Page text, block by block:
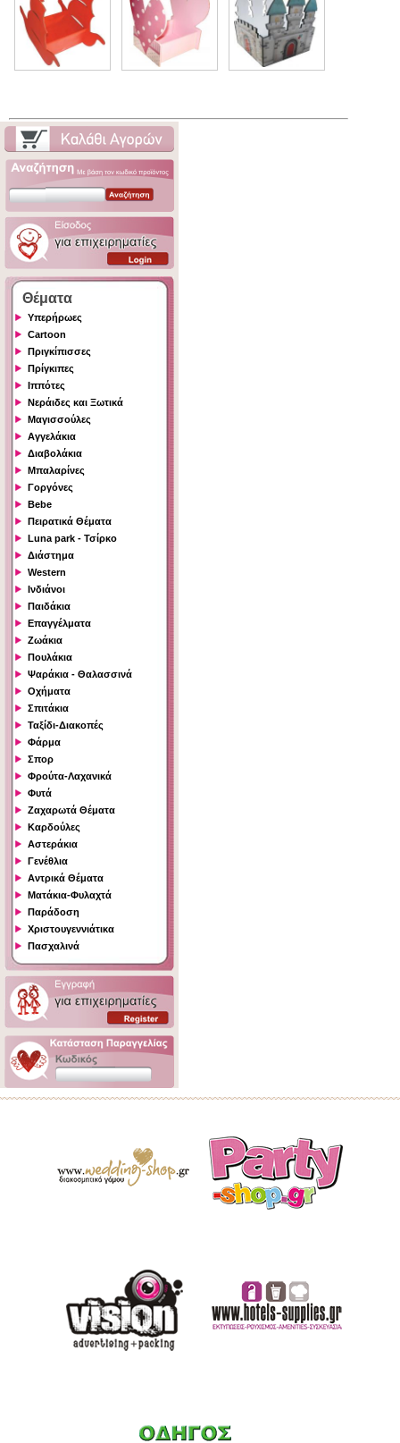
Θέματα
Υπερήρωες
Cartoon
Πριγκίπισσες
Πρίγκιπες
Ιππότες
Νεράιδες και Ξωτικά
Μαγισσούλες
Αγγελάκια
Διαβολάκια
Μπαλαρίνες
Γοργόνες
Bebe
Πειρατικά Θέματα
Luna park - Τσίρκο
Διάστημα
Western
Ινδιάνοι
Παιδάκια
Επαγγέλματα
Ζωάκια
Πουλάκια
Ψαράκια - Θαλασσινά
Οχήματα
Σπιτάκια
Ταξίδι-Διακοπές
Φάρμα
Σπορ
Φρούτα-Λαχανικά
Φυτά
Ζαχαρωτά Θέματα
Καρδούλες
Αστεράκια
Γενέθλια
Αντρικά Θέματα
Ματάκια-Φυλαχτά
Παράδοση
Χριστουγεννιάτικα
Πασχαλινά